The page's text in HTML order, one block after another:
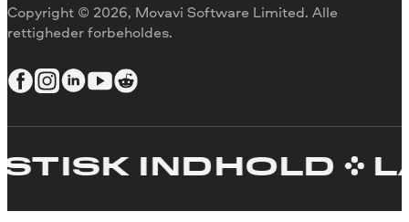
Copyright © 2026, Movavi Software Limited. Alle
rettigheder forbeholdes.
INDHOLD